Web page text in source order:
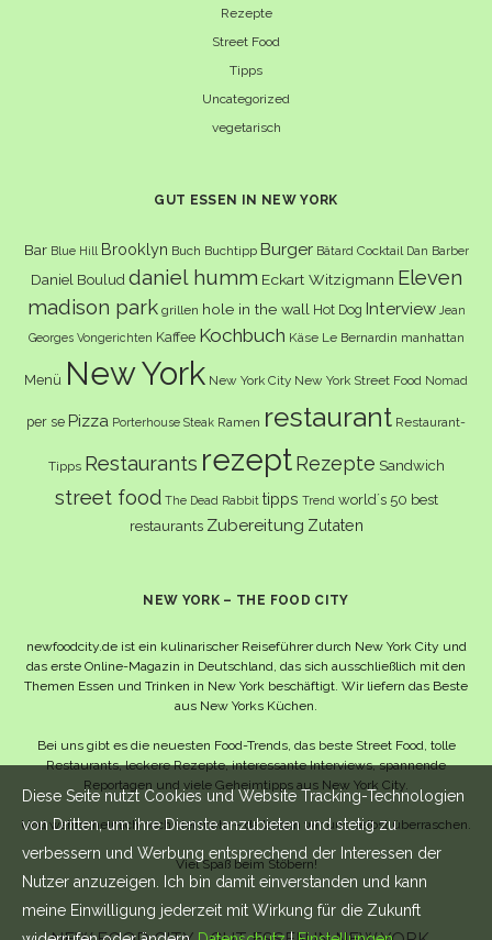
Rezepte
Street Food
Tipps
Uncategorized
vegetarisch
GUT ESSEN IN NEW YORK
Bar Blue Hill Brooklyn Buch Buchtipp Burger Bâtard Cocktail Dan Barber
Daniel Boulud daniel humm Eckart Witzigmann Eleven
madison park grillen hole in the wall Hot Dog Interview Jean
Georges Vongerichten Kaffee Kochbuch Käse Le Bernardin manhattan
Menü New York New York City New York Street Food Nomad
per se Pizza Porterhouse Steak Ramen restaurant Restaurant-
Tipps Restaurants rezept Rezepte Sandwich
street food The Dead Rabbit tipps Trend world´s 50 best
restaurants Zubereitung Zutaten
NEW YORK – THE FOOD CITY
newfoodcity.de ist ein kulinarischer Reiseführer durch New York City und
das erste Online-Magazin in Deutschland, das sich ausschließlich mit den
Themen Essen und Trinken in New York beschäftigt. Wir liefern das Beste
aus New Yorks Küchen.
Bei uns gibt es die neuesten Food-Trends, das beste Street Food, tolle
Restaurants, leckere Rezepte, interessante Interviews, spannende
Reportagen und viele Geheimtipps aus New York City.
Und wahrscheinlich noch viel mehr – da lassen wir uns selbst überraschen.
Viel Spaß beim Stöbern!
Diese Seite nutzt Cookies und Website Tracking-Technologien
von Dritten, um ihre Dienste anzubieten und stetig zu
verbessern und Werbung entsprechend der Interessen der
Nutzer anzuzeigen. Ich bin damit einverstanden und kann
meine Einwilligung jederzeit mit Wirkung für die Zukunft